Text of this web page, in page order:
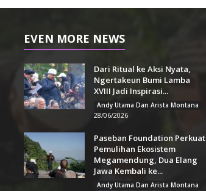
EVEN MORE NEWS
Dari Ritual ke Aksi Nyata,
Ngertakeun Bumi Lamba
XVIII Jadi Inspirasi...
Andy Utama Dan Arista Montana
28/06/2026
Paseban Foundation Perkuat
Pemulihan Ekosistem
Megamendung, Dua Elang
Jawa Kembali ke...
Andy Utama Dan Arista Montana